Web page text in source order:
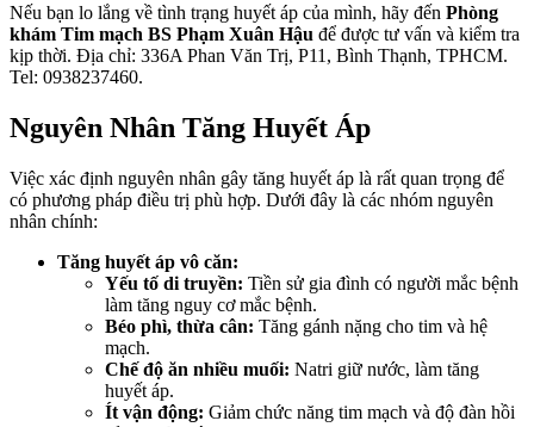
Nếu bạn lo lắng về tình trạng huyết áp của mình, hãy đến Phòng
khám Tim mạch BS Phạm Xuân Hậu để được tư vấn và kiểm tra
kịp thời. Địa chỉ: 336A Phan Văn Trị, P11, Bình Thạnh, TPHCM.
Tel: 0938237460.
Nguyên Nhân Tăng Huyết Áp
Việc xác định nguyên nhân gây tăng huyết áp là rất quan trọng để
có phương pháp điều trị phù hợp. Dưới đây là các nhóm nguyên
nhân chính:
Tăng huyết áp vô căn:
Yếu tố di truyền: Tiền sử gia đình có người mắc bệnh
làm tăng nguy cơ mắc bệnh.
Béo phì, thừa cân: Tăng gánh nặng cho tim và hệ
mạch.
Chế độ ăn nhiều muối: Natri giữ nước, làm tăng
huyết áp.
Ít vận động: Giảm chức năng tim mạch và độ đàn hồi